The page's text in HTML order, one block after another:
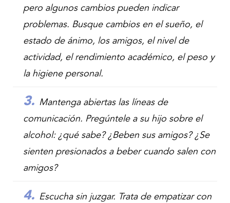
pero algunos cambios pueden indicar
problemas. Busque cambios en el sueño, el
estado de ánimo, los amigos, el nivel de
actividad, el rendimiento académico, el peso y
la higiene personal.
Mantenga abiertas las líneas de
comunicación. Pregúntele a su hijo sobre el
alcohol: ¿qué sabe? ¿Beben sus amigos? ¿Se
sienten presionados a beber cuando salen con
amigos?
Escucha sin juzgar. Trata de empatizar con